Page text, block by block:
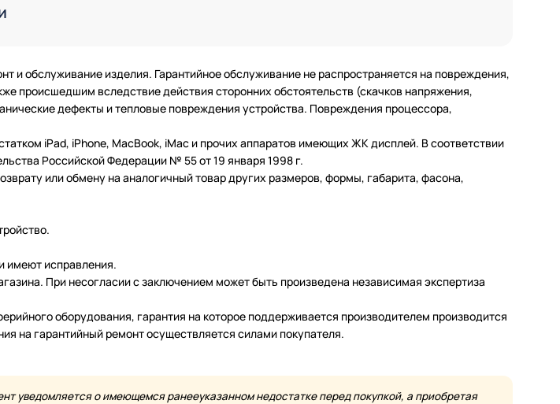
и обслуживание изделия. Гарантийное обслуживание не распространяется на повреждения,
происшедшим вследствие действия сторонних обстоятельств (скачков напряжения,
дефекты и тепловые повреждения устройства. Повреждения процессора,
iPad, iPhone, MacBook, iMac и прочих аппаратов имеющих ЖК дисплей. В соответствии
Российской Федерации № 55 от 19 января 1998 г.
или обмену на аналогичный товар других размеров, формы, габарита, фасона,
имеют исправления.
При несогласии с заключением может быть произведена независимая экспертиза
оборудования, гарантия на которое поддерживается производителем производится
на гарантийный ремонт осуществляется силами покупателя.
уведомляется о имеющемся ранееуказанном недостатке перед покупкой, а приобретая